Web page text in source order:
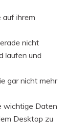
auf ihrem
nicht
laufen und
gar nicht mehr
wichtige Daten
Desktop zu